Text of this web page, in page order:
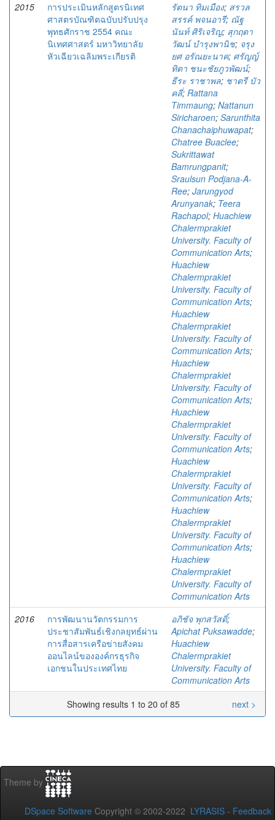
2015
การประเมินหลักสูตรนิเทศ
ศาสตรบัณฑิตฉบับปรับปรุง
พุทธศักราช 2554 คณะ
นิเทศศาสตร์ มหาวิทยาลัย
หัวเฉียวเฉลิมพระเกียรติ
รัตนา ทิมเมือง; สรวล
สรรค์ พจนอารี; ณัฐ
นันท์ ศิริเจริญ; สุกฤตา
วัฒน์ บำรุงพานิช; จรุง
ยศ อรัณยะนาค; ศรัญญ์
ทิตา ชนะชัยภูวพัฒน์;
ธีระ ราชาพล; ชาตรี บัว
คลี่; Rattana
Timmaung; Nattanun
Siricharoen; Sarunthita
Chanachaiphuwapat;
Chatree Buaclee;
Sukrittawat
Bamrungpanit;
Sraulsun Podjana-A-
Ree; Jarungyod
Arunyanak; Teera
Rachapol; Huachiew
Chalermprakiet
University. Faculty of
Communication Arts;
Huachiew
Chalermprakiet
University. Faculty of
Communication Arts;
Huachiew
Chalermprakiet
University. Faculty of
Communication Arts;
Huachiew
Chalermprakiet
University. Faculty of
Communication Arts;
Huachiew
Chalermprakiet
University. Faculty of
Communication Arts;
Huachiew
Chalermprakiet
University. Faculty of
Communication Arts;
Huachiew
Chalermprakiet
University. Faculty of
Communication Arts;
Huachiew
Chalermprakiet
University. Faculty of
Communication Arts
2016
การพัฒนานวัตกรรมการ
ประชาสัมพันธ์เชิงกลยุทธ์ผ่าน
การสื่อสารเครือข่ายสังคม
ออนไลน์ขององค์กรธุรกิจ
เอกชนในประเทศไทย
อภิชัจ พุกสวัสดิ์;
Apichat Puksawadde;
Huachiew
Chalermprakiet
University. Faculty of
Communication Arts
Showing results 1 to 20 of 85
next >
Theme by
DSpace Software Copyright © 2002-2022 LYRASIS - Feedback